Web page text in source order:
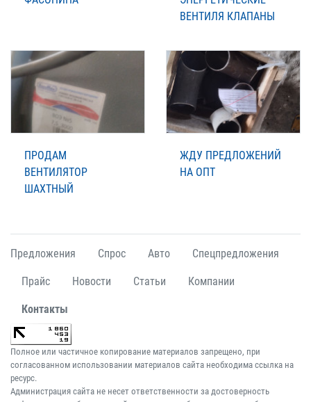
ВЕНТИЛЯ КЛАПАНЫ
ПРОДАМ
ВЕНТИЛЯТОР
ШАХТНЫЙ
ЖДУ ПРЕДЛОЖЕНИЙ
НА ОПТ
Предложения Спрос Авто Спецпредложения
Прайс Новости Статьи Компании
Контакты
Полное или частичное копирование материалов запрещено, при
согласованном использовании материалов сайта необходима ссылка на
ресурс.
Администрация сайта не несет ответственности за достоверность